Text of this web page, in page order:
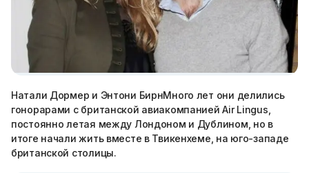
Натали Дормер и Энтони БирнМного лет они делились
гонорарами с британской авиакомпанией Air Lingus,
постоянно летая между Лондоном и Дублином, но в
итоге начали жить вместе в Твикенхеме, на юго-западе
британской столицы.